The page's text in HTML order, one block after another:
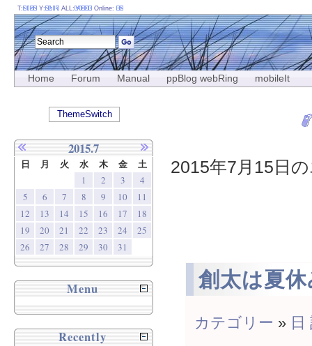
Home Forum Manual ppBlog webRing mobileIt
2015年7月15日
創太は夏休
カテゴリー » 日
T: Y: ALL: Online:
ThemeSwitch
2015.7
日 月 火 水 木 金 土
1 2 3
4
5
6 7 8 9 10
11
12
13 14 15 16 17
18
19
20 21 22 23 24
25
26
27 28 29 30 31
Menu
Recently